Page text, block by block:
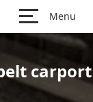
Menu
carport